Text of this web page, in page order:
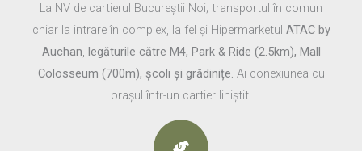
La NV de cartierul Bucureștii Noi; transportul în comun
chiar la intrare în complex, la fel și Hipermarketul ATAC by
Auchan, legăturile către M4, Park & Ride (2.5km), Mall
Colosseum (700m), școli și grădinițe. Ai conexiunea cu
orașul într-un cartier liniștit.